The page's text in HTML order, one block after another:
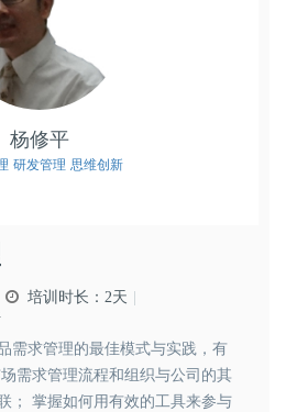
杨修平
研发管理 思维创新
培训时长：2天
需求管理的最佳模式与实践，有
需求管理流程和组织与公司的其
； 掌握如何用有效的工具来参与